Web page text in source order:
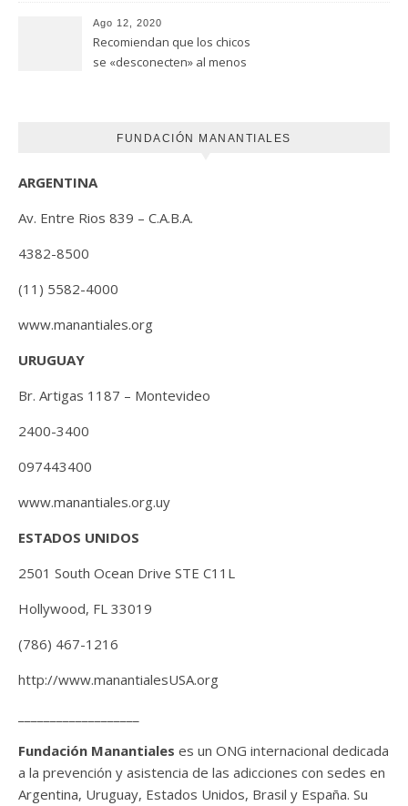
(FUNDACION MANANTIALES)
Ago 12, 2020
Recomiendan que los chicos
se «desconecten» al menos
FUNDACIÓN MANANTIALES
ARGENTINA
Av. Entre Rios 839 – C.A.B.A.
4382-8500
(11) 5582-4000
www.manantiales.org
URUGUAY
Br. Artigas 1187 – Montevideo
2400-3400
097443400
www.manantiales.org.uy
ESTADOS UNIDOS
2501 South Ocean Drive STE C11L
Hollywood, FL 33019
(786) 467-1216
http://www.manantialesUSA.org
Fundación Manantiales es un ONG internacional dedicada
a la prevención y asistencia de las adicciones con sedes en
Argentina, Uruguay, Estados Unidos, Brasil y España. Su